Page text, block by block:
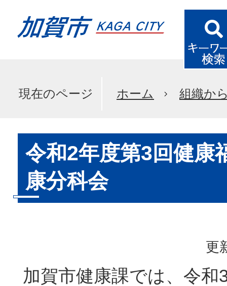
現在のページ ホーム 組織か
令和2年度第3回健康
康分科会
更
加賀市健康課では、令和